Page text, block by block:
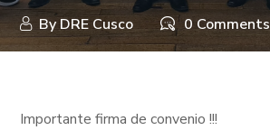
By DRE Cusco 0 Comments
Importante firma de convenio !!!